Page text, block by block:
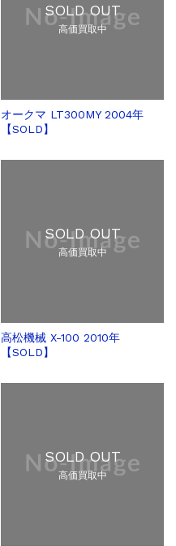
SOLD OUT
高価買取中
オークマ LT300MY 2004年
【SOLD】
SOLD OUT
高価買取中
高松機械 X-100 2010年
【SOLD】
SOLD OUT
高価買取中